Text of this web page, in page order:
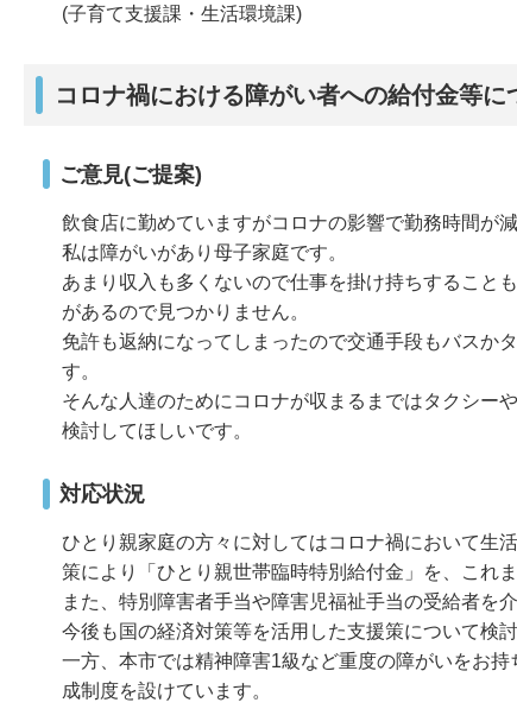
(子育て支援課・生活環境課)
コロナ禍における障がい者への給付金等に
ご意見(ご提案)
飲食店に勤めていますがコロナの影響で勤務時間が
私は障がいがあり母子家庭です。
あまり収入も多くないので仕事を掛け持ちすること
があるので見つかりません。
免許も返納になってしまったので交通手段もバスか
す。
そんな人達のためにコロナが収まるまではタクシー
検討してほしいです。
対応状況
ひとり親家庭の方々に対してはコロナ禍において生
策により「ひとり親世帯臨時特別給付金」を、これ
また、特別障害者手当や障害児福祉手当の受給者を
今後も国の経済対策等を活用した支援策について検
一方、本市では精神障害1級など重度の障がいをお
成制度を設けています。